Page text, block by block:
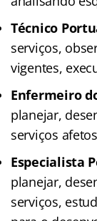
Técnico
serviços,
vigentes,
Enfermeiro
planejar,
serviços
Especialista
planejar,
serviços,